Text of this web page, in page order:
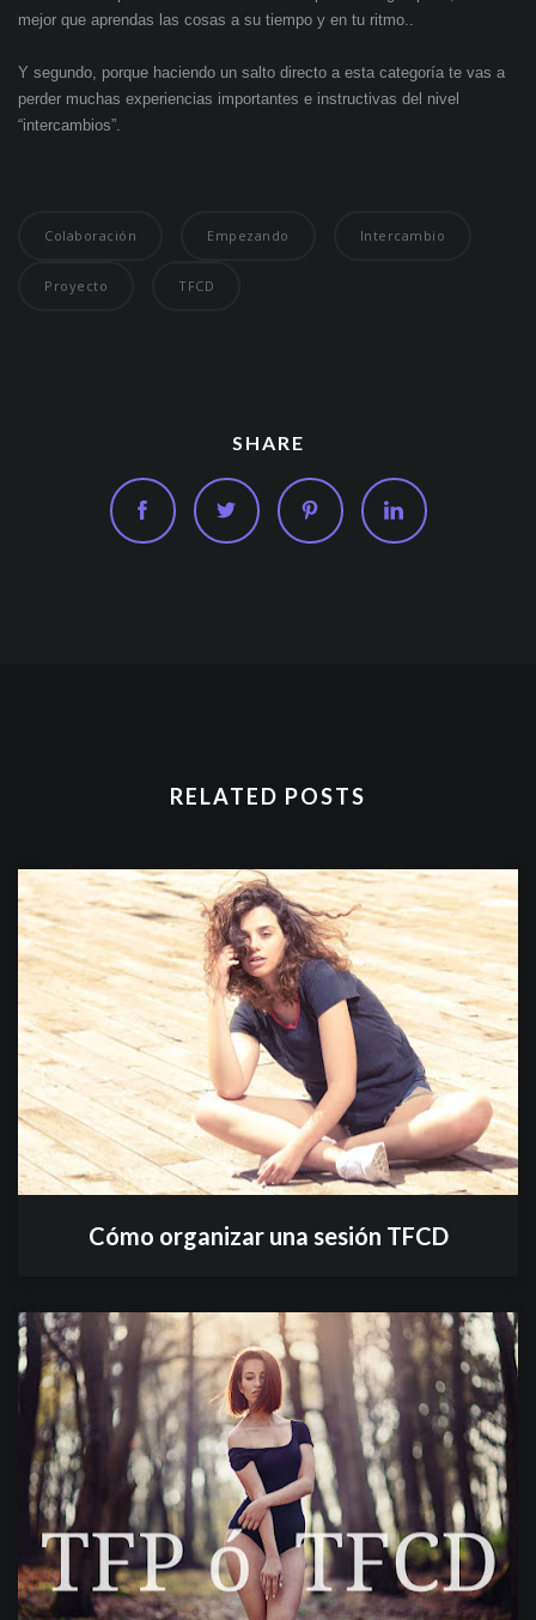
mejor que aprendas las cosas a su tiempo y en tu ritmo..
Y segundo, porque haciendo un salto directo a esta categoría te vas a
perder muchas experiencias importantes e instructivas del nivel
“intercambios”.
Colaboración Empezando Intercambio
Proyecto TFCD
SHARE
RELATED POSTS
Cómo organizar una sesión TFCD